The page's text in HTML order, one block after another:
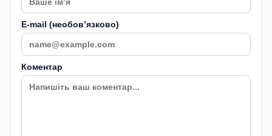
E-mail (необовʼязково)
Коментар